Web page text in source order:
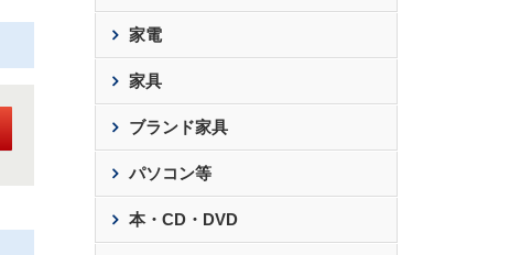
家電
家具
ブランド家具
パソコン等
本・CD・DVD